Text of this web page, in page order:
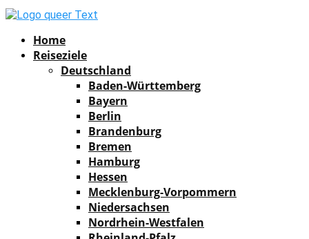
Home
Reiseziele
Deutschland
Baden-Württemberg
Bayern
Berlin
Brandenburg
Bremen
Hamburg
Hessen
Mecklenburg-Vorpommern
Niedersachsen
Nordrhein-Westfalen